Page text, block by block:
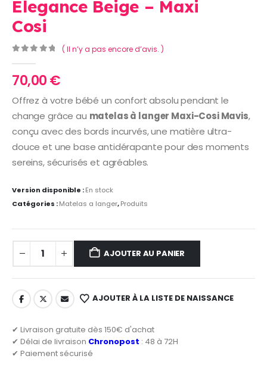
Elegance Beige – Maxi
Cosi
( Il n’y a pas encore d’avis. )
70,00€
Offrez à votre bébé un confort absolu pendant le
change grâce au matelas à langer Maxi-Cosi Mavis,
conçu avec des bords incurvés, une matière ultra-
douce et une base antidérapante pour des moments
sereins, sécurisés et agréables.
Version disponible :En stock
Catégories :Matelas a langer,Produits
AJOUTER AU PANIER
AJOUTER À LA LISTE DE NAISSANCE
✔ Livraison gratuite dès 150€ d'achat
✔ Délai de livraison Chronopost : 48 à 72H
✔ Paiement sécurisé